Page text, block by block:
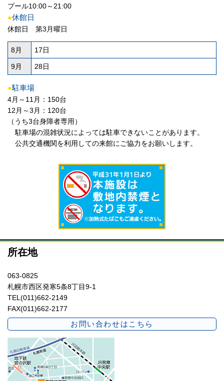
プール10:00～21:00
●休館日
休館日 第3月曜日
8月 17日
9月 28日
●駐車場
4月～11月：150台
12月～3月：120台
（うち3台身障者専用）
駐車場の混雑状況によっては駐車できないことがあります。
公共交通機関を利用しての来館にご協力をお願いします。
所在地
063-0825
札幌市西区発寒5条8丁目9-1
TEL(011)662-2149
FAX(011)662-2177
お問い合わせはこちら